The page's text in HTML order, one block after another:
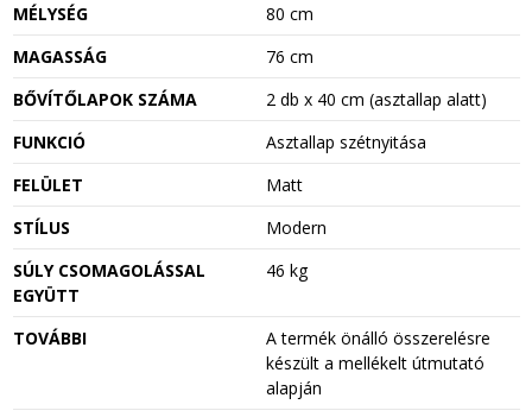
MÉLYSÉG
80 cm
MAGASSÁG
76 cm
BŐVÍTŐLAPOK SZÁMA
2 db x 40 cm (asztallap alatt)
FUNKCIÓ
Asztallap szétnyitása
FELÜLET
Matt
STÍLUS
Modern
SÚLY CSOMAGOLÁSSAL
EGYÜTT
46 kg
TOVÁBBI
A termék önálló összerelésre
készült a mellékelt útmutató
alapján